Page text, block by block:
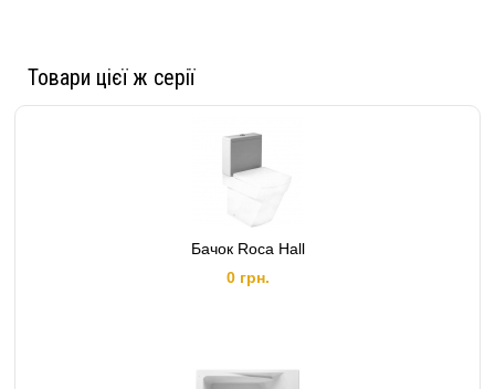
Товари цієї ж серії
Бачок Roca Hall
0 грн.